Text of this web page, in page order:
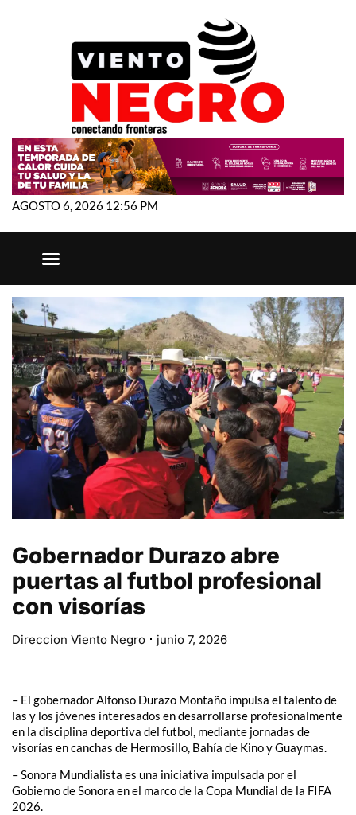
AGOSTO 6, 2026 12:56 PM
Gobernador Durazo abre
puertas al futbol profesional
con visorías
Direccion Viento Negro junio 7, 2026
– El gobernador Alfonso Durazo Montaño impulsa el talento de
las y los jóvenes interesados en desarrollarse profesionalmente
en la disciplina deportiva del futbol, mediante jornadas de
visorías en canchas de Hermosillo, Bahía de Kino y Guaymas.
– Sonora Mundialista es una iniciativa impulsada por el
Gobierno de Sonora en el marco de la Copa Mundial de la FIFA
2026.